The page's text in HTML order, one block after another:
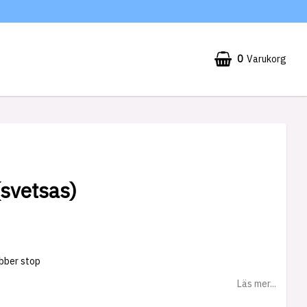
0 Varukorg
stop
Läs mer...